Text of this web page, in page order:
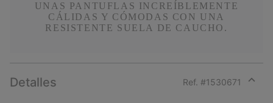
UNAS PANTUFLAS INCREÍBLEMENTE
CÁLIDAS Y CÓMODAS CON UNA
RESISTENTE SUELA DE CAUCHO.
Detalles Ref. #1530671